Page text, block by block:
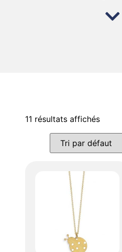
11 résultats affichés